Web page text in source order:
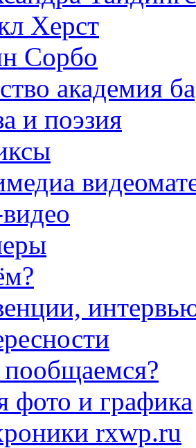
Херст
Сорбо
академия
и поэзия
пообщаемся?
фото и графика
rxwp.ru